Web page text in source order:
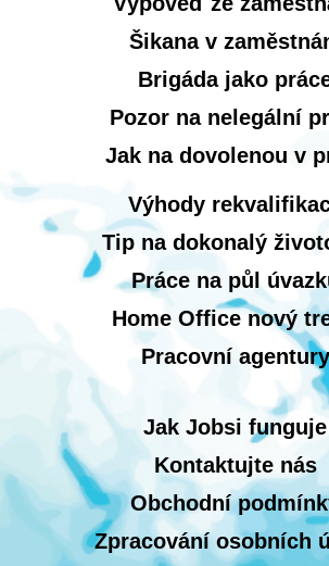
Šikana v
Brigáda jako
Pozor na nelegální
Jak na dovolenou v
Výhody
Tip na dokonalý
Práce na půl
Home Office nový
Pracovní agentury
Jak Jobsi funguje
Kontaktujte nás
Obchodní
Zpracování osobních